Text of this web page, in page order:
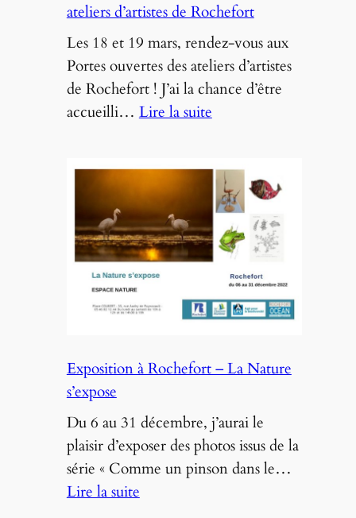
ateliers d’artistes de Rochefort
Les 18 et 19 mars, rendez-vous aux
Portes ouvertes des ateliers d’artistes
de Rochefort ! J’ai la chance d’être
accueilli… Lire la suite:
Portes
ouvertes
des
ateliers
d’artistes
de
Rochefort
Exposition à Rochefort – La Nature
s’expose
Du 6 au 31 décembre, j’aurai le
plaisir d’exposer des photos issus de la
série « Comme un pinson dans le…
Lire la suite: